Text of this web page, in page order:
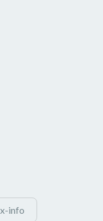
info